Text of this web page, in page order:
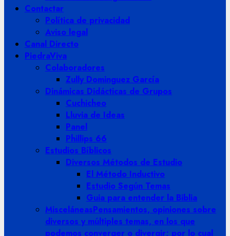
Contactar
Política de privacidad
Aviso legal
Canal Directo
PiedraViva
Colaboradores
Zully Dominguez García
Dinámicas Didácticas de Grupos
Cuchicheo
Lluvia de Ideas
Panel
Phillips 66
Estudios Bíblicos
Diversos Métodos de Estudio
El Método Inductivo
Estudio Según Temas
Guia para entender la Biblia
MisceláneasPensamientos, opiniones sobre
diversos y múltiples temas, en los que
podemos converger o divergir; por lo cual